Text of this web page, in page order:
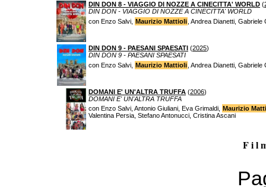
DIN DON 8 - VIAGGIO DI NOZZE A CINECITTA' WORLD (
DIN DON - VIAGGIO DI NOZZE A CINECITTA' WORLD
con Enzo Salvi, Maurizio Mattioli , Andrea Dianetti, Gabriele
DIN DON 9 - PAESANI SPAESATI (2025)
DIN DON 9 - PAESANI SPAESATI
con Enzo Salvi, Maurizio Mattioli , Andrea Dianetti, Gabriele
DOMANI E' UN'ALTRA TRUFFA (2006)
DOMANI E' UN'ALTRA TRUFFA
con Enzo Salvi, Antonio Giuliani, Eva Grimaldi, Maurizio
Valentina Persia, Stefano Antonucci, Cristina Ascani
F i l